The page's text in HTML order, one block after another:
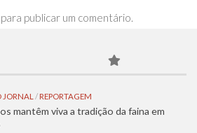
para publicar um comentário.
/ REPORTAGEM
mantêm viva a tradição da faina em